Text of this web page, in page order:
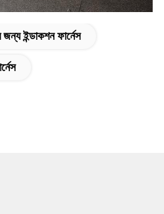
জন্য ইন্ডাকশন ফার্নেস